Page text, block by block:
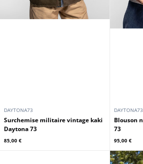
DAYTONA73
Surchemise militaire vintage kaki
Daytona 73
85,00 €
DAYTONA73
Blouson nylon racing kaki Daytona
73
95,00 €